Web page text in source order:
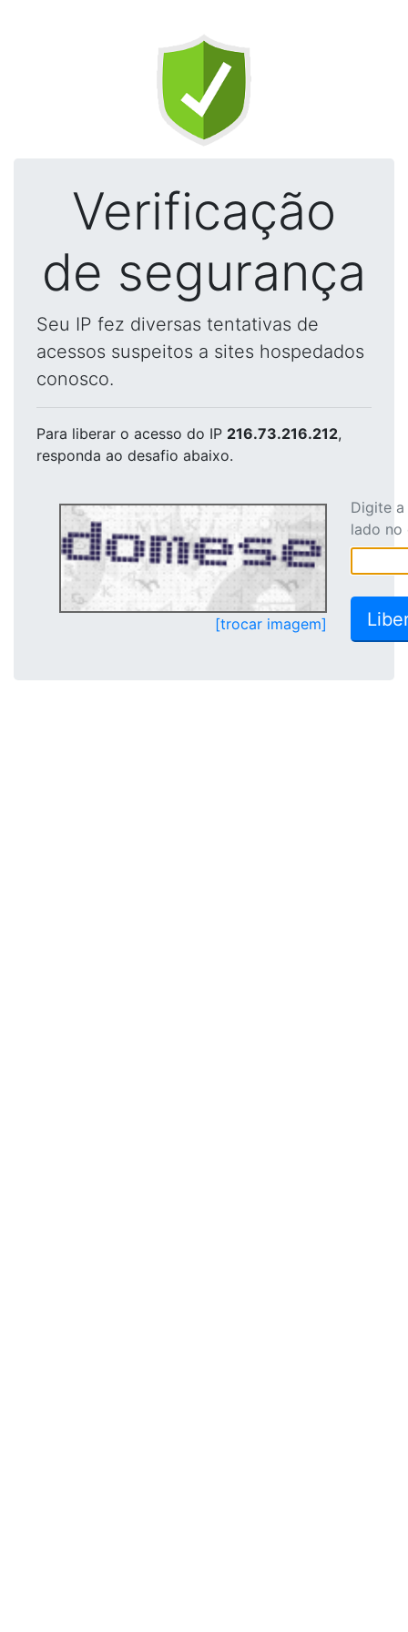
Verificação
de segurança
Seu IP fez diversas tentativas de
acessos suspeitos a sites hospedados
conosco.
Para liberar o acesso do IP 216.73.216.212,
responda ao desafio abaixo.
[trocar imagem]
Digite
lado no